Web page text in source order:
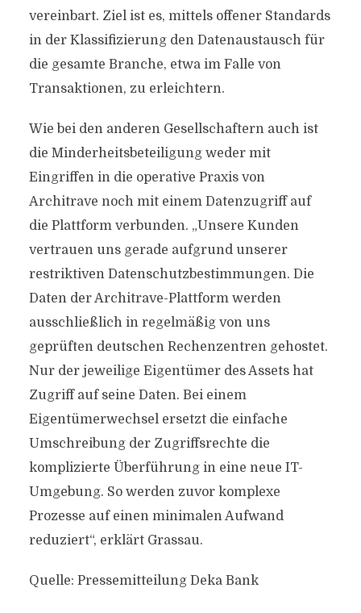
vereinbart. Ziel ist es, mittels offener Standards
in der Klassifizierung den Datenaustausch für
die gesamte Branche, etwa im Falle von
Transaktionen, zu erleichtern.
Wie bei den anderen Gesellschaftern auch ist
die Minderheitsbeteiligung weder mit
Eingriffen in die operative Praxis von
Architrave noch mit einem Datenzugriff auf
die Plattform verbunden. „Unsere Kunden
vertrauen uns gerade aufgrund unserer
restriktiven Datenschutzbestimmungen. Die
Daten der Architrave-Plattform werden
ausschließlich in regelmäßig von uns
geprüften deutschen Rechenzentren gehostet.
Nur der jeweilige Eigentümer des Assets hat
Zugriff auf seine Daten. Bei einem
Eigentümerwechsel ersetzt die einfache
Umschreibung der Zugriffsrechte die
komplizierte Überführung in eine neue IT-
Umgebung. So werden zuvor komplexe
Prozesse auf einen minimalen Aufwand
reduziert“, erklärt Grassau.
Quelle: Pressemitteilung Deka Bank